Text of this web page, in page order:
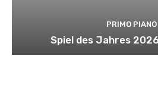
PRIMO PIANO
Spiel des Jahres